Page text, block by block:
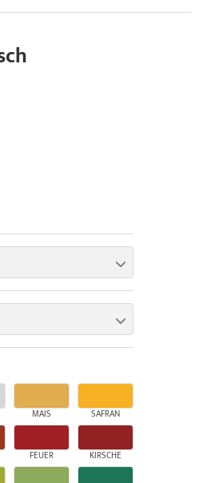
MAIS SAFRAN
FEUER KIRSCHE